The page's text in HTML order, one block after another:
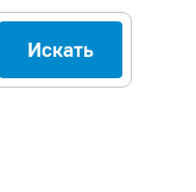
Искать